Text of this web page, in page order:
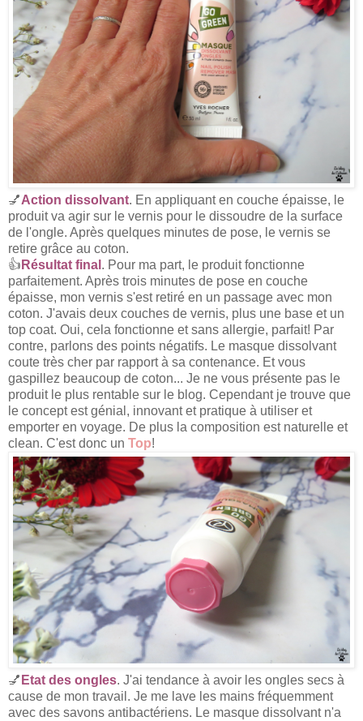
💅Action dissolvant. En appliquant en couche épaisse, le
produit va agir sur le vernis pour le dissoudre de la surface
de l'ongle. Après quelques minutes de pose, le vernis se
retire grâce au coton.
👍 Résultat final . Pour ma part, le produit fonctionne
parfaitement. Après trois minutes de pose en couche
épaisse, mon vernis s'est retiré en un passage avec mon
coton. J'avais deux couches de vernis, plus une base et un
top coat. Oui, cela fonctionne et sans allergie, parfait! Par
contre, parlons des points négatifs. Le masque dissolvant
coute très cher par rapport à sa contenance. Et vous
gaspillez beaucoup de coton... Je ne vous présente pas le
produit le plus rentable sur le blog. Cependant je trouve que
le concept est génial, innovant et pratique à utiliser et
emporter en voyage. De plus la composition est naturelle et
clean. C'est donc un Top!
💅 Etat des ongles. J'ai tendance à avoir les ongles secs à
cause de mon travail. Je me lave les mains fréquemment
avec des savons antibactériens. Le masque dissolvant n'a